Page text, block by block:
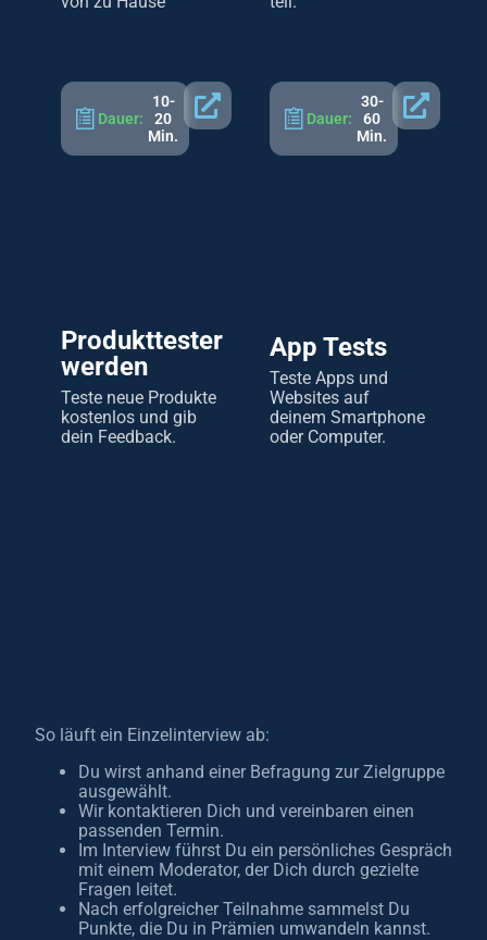
Dauer:
10-
20
Min.
Produkttester
werden
Teste neue Produkte
kostenlos und gib
dein Feedback.
Dauer:
30-
60
Min.
App Tests
Teste Apps und
Websites auf
deinem Smartphone
oder Computer.
So läuft ein Einzelinterview ab:
Du wirst anhand einer Befragung zur Zielgruppe
ausgewählt.
Wir kontaktieren Dich und vereinbaren einen
passenden Termin.
Im Interview führst Du ein persönliches Gespräch
mit einem Moderator, der Dich durch gezielte
Fragen leitet.
Nach erfolgreicher Teilnahme sammelst Du
Punkte, die Du in Prämien umwandeln kannst.